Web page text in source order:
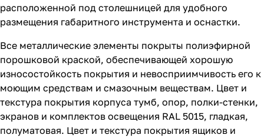
расположенной под столешницей для удобного
размещения габаритного инструмента и оснастки.
Все металлические элементы покрыты полиэфирной
порошковой краской, обеспечивающей хорошую
износостойкость покрытия и невосприимчивость его к
моющим средствам и смазочным веществам. Цвет и
текстура покрытия корпуса тумб, опор, полки-стенки,
экранов и комплектов освещения RAL 5015, гладкая,
полуматовая. Цвет и текстура покрытия ящиков и